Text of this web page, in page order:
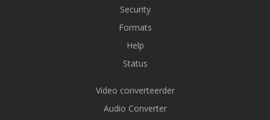
Security
Formats
Help
Status
Video converteerder
Audio Converter